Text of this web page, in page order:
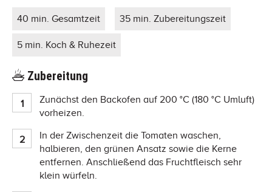
40 min. Gesamtzeit 35 min. Zubereitungszeit
5 min. Koch & Ruhezeit
Zubereitung
Zunächst den Backofen auf 200 °C (180 °C Umluft)
vorheizen.
In der Zwischenzeit die Tomaten waschen,
halbieren, den grünen Ansatz sowie die Kerne
entfernen. Anschließend das Fruchtfleisch sehr
klein würfeln.